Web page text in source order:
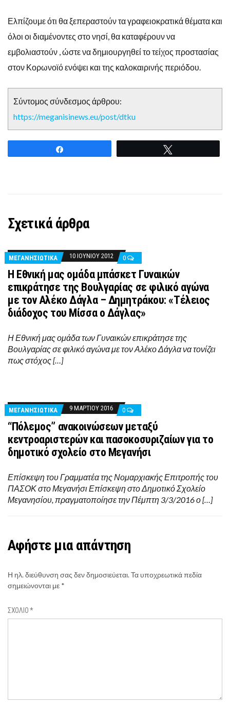
Ελπίζουμε ότι θα ξεπεραστούν τα γραφειοκρατικά θέματα και
όλοι οι διαμένοντες στο νησί, θα καταφέρουν να
εμβολιαστούν , ώστε να δημιουργηθεί το τείχος προστασίας
στον Κορωνοϊό ενόψει και της καλοκαιρινής περιόδου.
Σύντομος σύνδεσμος άρθρου:
https://meganisinews.eu/post/dtku
Σχετικά άρθρα
ΜΕΓΑΝΗΣΙΩΤΙΚΑ 10 ΙΟΥΝΊΟΥ 2012 0
Η Εθνική μας ομάδα μπάσκετ Γυναικών
επικράτησε της Βουλγαρίας σε φιλικό αγώνα
με τον Αλέκο Δάγλα – Δημητράκου: «Τέλειος
διάδοχος του Μίσσα ο Δάγλας»
Η Εθνική μας ομάδα των Γυναικών επικράτησε της
Βουλγαρίας σε φιλικό αγώνα με τον Αλέκο Δάγλα να τονίζει
πως στόχος […]
ΜΕΓΑΝΗΣΙΩΤΙΚΑ 9 ΜΑΡΤΊΟΥ 2016 0
“Πόλεμος” ανακοινώσεων μεταξύ
κεντροαριστερών και πασοκοσυριζαίων για το
δημοτικό σχολείο στο Μεγανήσι
Επίσκεψη του Γραμματέα της Νομαρχιακής Επιτροπής του
ΠΑΣΟΚ στο Μεγανήσι Επίσκεψη στο Δημοτικό Σχολείο
Μεγανησίου, πραγματοποίησε την Πέμπτη 3/3/2016 ο […]
Αφήστε μια απάντηση
Η ηλ. διεύθυνση σας δεν δημοσιεύεται.Τα υποχρεωτικά πεδία
σημειώνονται με *
ΣΧΌΛΙΟ*